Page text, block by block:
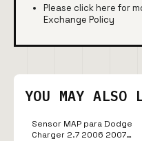
Please click here for
Exchange Policy
YOU MAY ALSO
Sensor MAP para Dodge
Charger 2.7 2006 2007